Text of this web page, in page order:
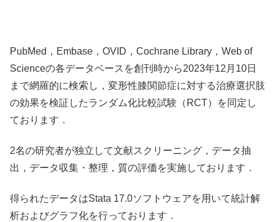
PubMed，Embase，OVID，Cochrane Library，Web of
Scienceの各データベースを創刊時から2023年12月10日
まで網羅的に検索し，変形性膝関節症に対する治療選択肢
の効果を検証したランダム化比較試験（RCT）を同定し
ております．
2名の研究者が独立して文献スクリーニング，データ抽
出，データ収集・整理，質の評価を実施しております．
得られたデータはStata 17.0ソフトウェアを用いて統計解
析およびグラフ化を行っております．